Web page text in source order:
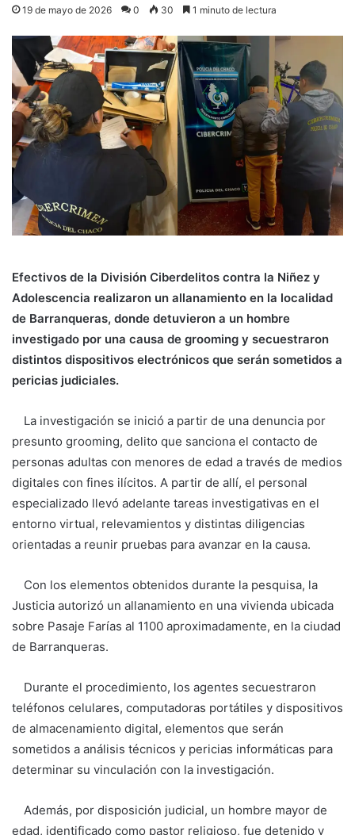
19 de mayo de 2026 0 30 1 minuto de lectura
Efectivos de la División Ciberdelitos contra la Niñez y
Adolescencia realizaron un allanamiento en la localidad
de Barranqueras, donde detuvieron a un hombre
investigado por una causa de grooming y secuestraron
distintos dispositivos electrónicos que serán sometidos a
pericias judiciales.
La investigación se inició a partir de una denuncia por
presunto grooming, delito que sanciona el contacto de
personas adultas con menores de edad a través de medios
digitales con fines ilícitos. A partir de allí, el personal
especializado llevó adelante tareas investigativas en el
entorno virtual, relevamientos y distintas diligencias
orientadas a reunir pruebas para avanzar en la causa.
Con los elementos obtenidos durante la pesquisa, la
Justicia autorizó un allanamiento en una vivienda ubicada
sobre Pasaje Farías al 1100 aproximadamente, en la ciudad
de Barranqueras.
Durante el procedimiento, los agentes secuestraron
teléfonos celulares, computadoras portátiles y dispositivos
de almacenamiento digital, elementos que serán
sometidos a análisis técnicos y pericias informáticas para
determinar su vinculación con la investigación.
Además, por disposición judicial, un hombre mayor de
edad, identificado como pastor religioso, fue detenido y